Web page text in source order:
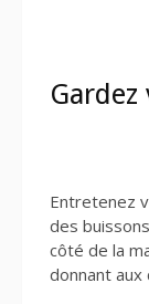
Entretenez
des
côté de la
donnant aux